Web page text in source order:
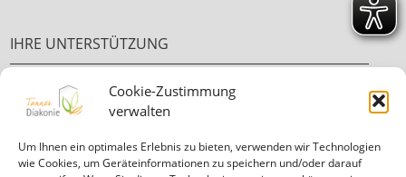
Cookie-Zustimmung
verwalten
Um Ihnen ein optimales Erlebnis zu bieten, verwenden wir Technologien
wie Cookies, um Geräteinformationen zu speichern und/oder darauf
IHRE UNTERSTÜTZUNG
Ehrenamt
Ihre Spende